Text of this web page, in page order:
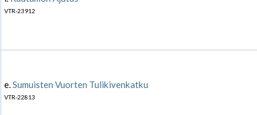
VTR-23912
e.Sumuisten Vuorten Tulikivenkatku
VTR-22813